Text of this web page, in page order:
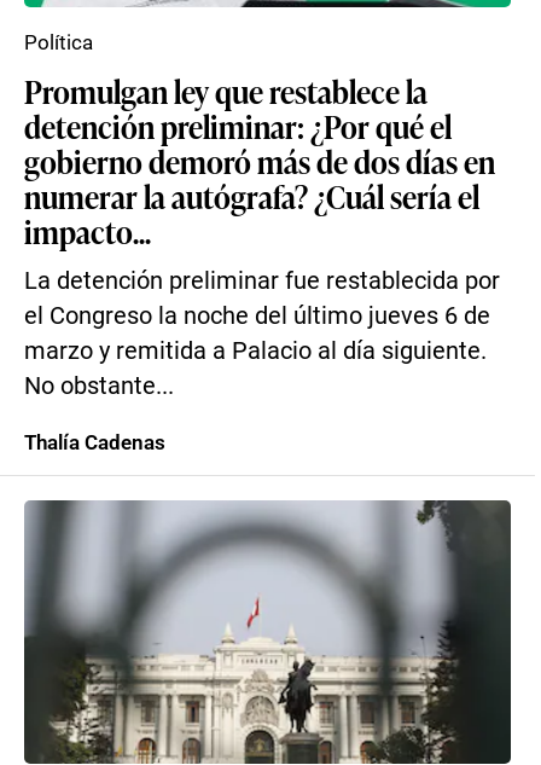
Promulgan ley que restablece la
detención preliminar: ¿Por qué el
gobierno demoró más de dos días en
numerar la autógrafa? ¿Cuál sería el
impacto...
La detención preliminar fue restablecida por
el Congreso la noche del último jueves 6 de
marzo y remitida a Palacio al día siguiente.
No obstante...
Política
Thalía Cadenas